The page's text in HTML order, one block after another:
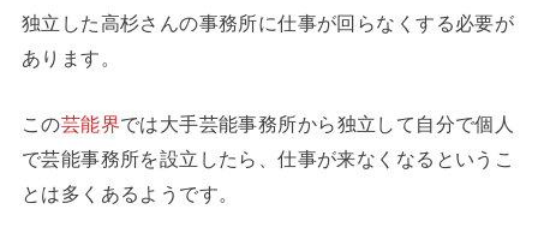
独立した高杉さんの事務所に仕事が回らなくする必要が
あります。
この芸能界では大手芸能事務所から独立して自分で個人
で芸能事務所を設立したら、仕事が来なくなるというこ
とは多くあるようです。